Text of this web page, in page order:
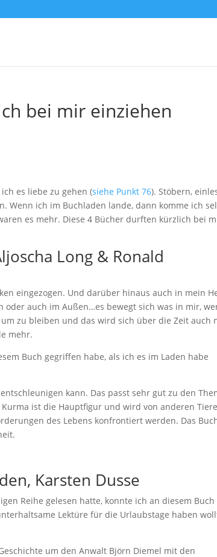
bei mir einziehen
es liebe zu gehen (siehe Punkt 76). Stöbern,
Wenn ich im Buchladen lande, dann komme ich
es mehr. Diese 4 Bücher durften kürzlich bei
Long & Ronald
eingezogen. Und darüber hinaus auch in mein
oder auch im Außen…es bewegt sich was in mir,
zu bleiben und das wird sich über die Zeit auch
mehr.
Buch gegriffen habe, als ich es im Laden habe
kann. Das passt sehr gut zu den
ist die Hauptfigur und wird von anderen
des Lebens konfrontiert werden. Das
Karsten Dusse
Reihe gelesen hatte, konnte ich an diesem Buch
Lektüre für die Urlaubstage haben
um den Anwalt Björn Diemel mit den